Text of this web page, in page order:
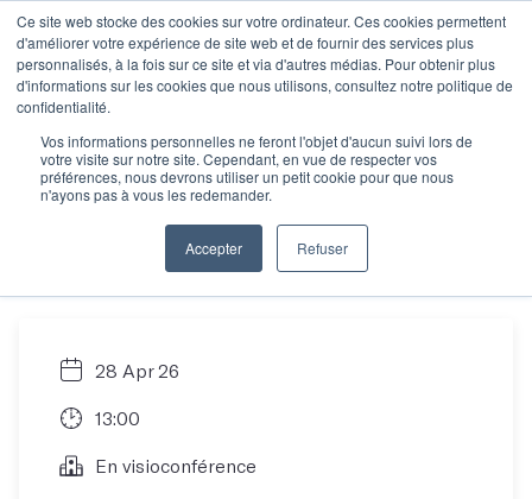
Ce site web stocke des cookies sur votre ordinateur. Ces cookies permettent
d'améliorer votre expérience de site web et de fournir des services plus
personnalisés, à la fois sur ce site et via d'autres médias. Pour obtenir plus
d'informations sur les cookies que nous utilisons, consultez notre politique de
confidentialité.
Vos informations personnelles ne feront l'objet d'aucun suivi lors de
votre visite sur notre site. Cependant, en vue de respecter vos
préférences, nous devrons utiliser un petit cookie pour que nous
n'ayons pas à vous les redemander.
Accepter Refuser
Objectif manuscrit :
Comment écrire son
roman en 12 mois ?
28 Apr 26
13:00
En visioconférence